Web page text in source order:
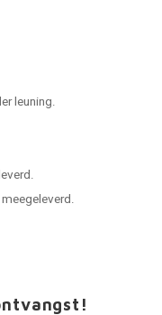
leuning.
meegeleverd.